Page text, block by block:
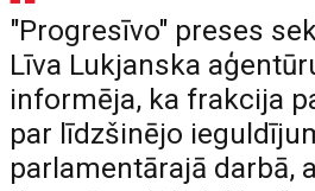
"Progresīvo" preses
Līva Lukjanska
informēja, ka frakcija
par līdzšinējo
parlamentārajā darbā,